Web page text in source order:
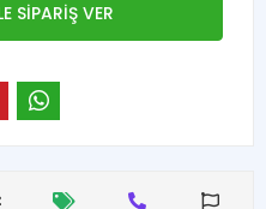
SİPARİŞ VER